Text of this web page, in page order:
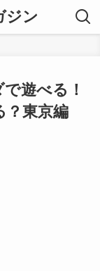
ジン
遊べる！
？東京編